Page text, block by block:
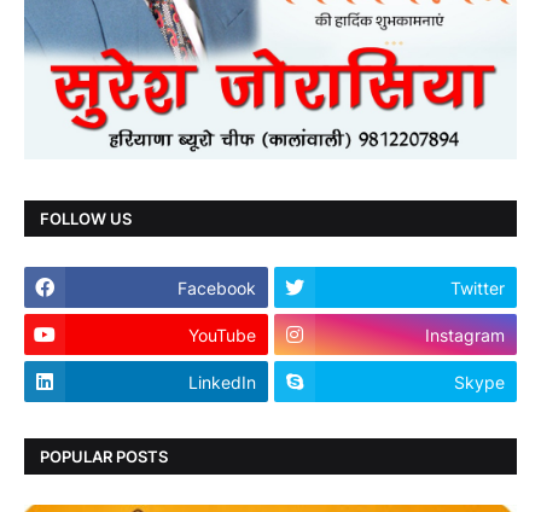
FOLLOW US
Facebook Twitter
YouTube Instagram
LinkedIn Skype
POPULAR POSTS